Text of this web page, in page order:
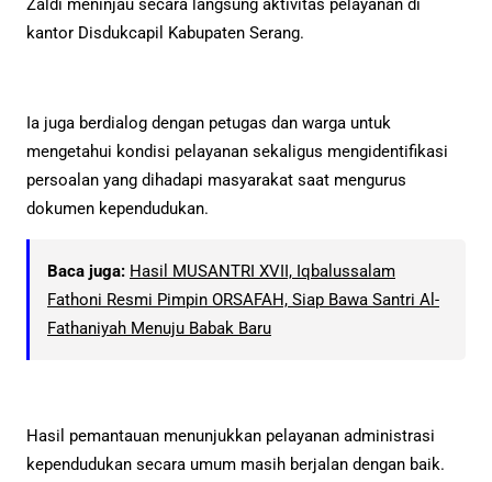
Zaldi meninjau secara langsung aktivitas pelayanan di
kantor Disdukcapil Kabupaten Serang.
Ia juga berdialog dengan petugas dan warga untuk
mengetahui kondisi pelayanan sekaligus mengidentifikasi
persoalan yang dihadapi masyarakat saat mengurus
dokumen kependudukan.
Baca juga: Hasil MUSANTRI XVII, Iqbalussalam
Fathoni Resmi Pimpin ORSAFAH, Siap Bawa Santri Al-
Fathaniyah Menuju Babak Baru
Hasil pemantauan menunjukkan pelayanan administrasi
kependudukan secara umum masih berjalan dengan baik.